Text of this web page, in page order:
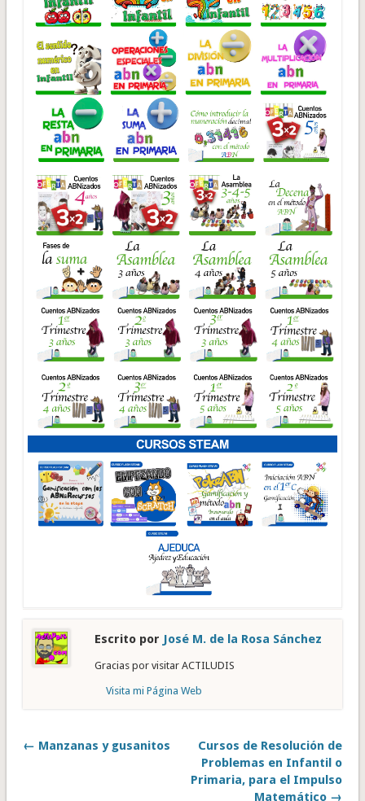
Escrito por José M. de la Rosa Sánchez
Gracias por visitar ACTILUDIS
Visita mi Página Web
← Manzanas y gusanitos
Cursos de Resolución de
Problemas en Infantil o
Primaria, para el Impulso
Matemático →